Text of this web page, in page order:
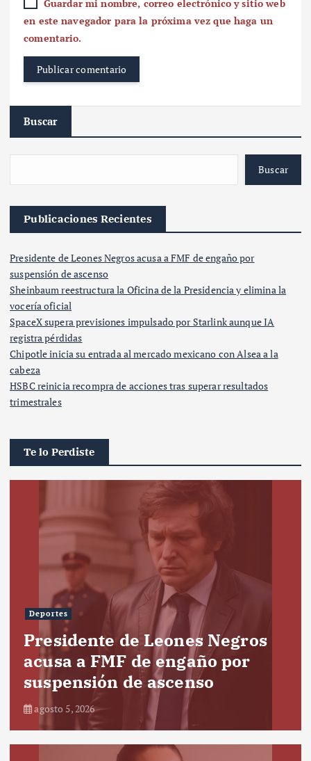
Guardar mi nombre, correo electrónico y sitio web
en este navegador para la próxima vez que haga un
comentario.
Buscar
Buscar
Publicaciones Recientes
Presidente de Leones Negros acusa a FMF de engaño por
suspensión de ascenso
Sheinbaum reestructura la Oficina de la Presidencia y elimina la
vocería oficial
SpaceX supera previsiones impulsado por Starlink aunque IA
registra pérdidas
Chipotle inicia su entrada al mercado mexicano con Alsea a la
cabeza
HSBC reinicia recompra de acciones tras superar resultados
trimestrales
Te lo Perdiste
Deportes
Presidente de Leones Negros
acusa a FMF de engaño por
suspensión de ascenso
agosto 5, 2026